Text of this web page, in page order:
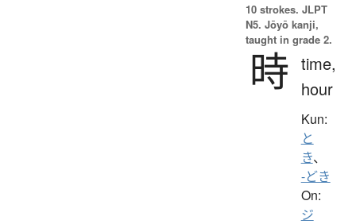
10 strokes. JLPT
N5. Jōyō kanji,
taught in grade 2.
時 time,
hour
Kun:
と
き、
-どき
On:
ジ